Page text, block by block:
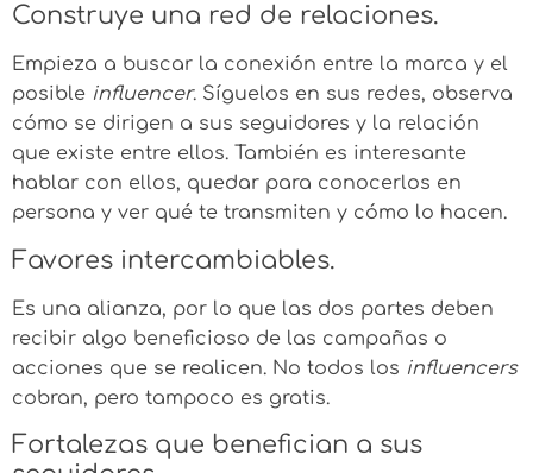
Construye una red de relaciones.
Empieza a buscar la conexión entre la marca y el
posible influencer. Síguelos en sus redes, observa
cómo se dirigen a sus seguidores y la relación
que existe entre ellos. También es interesante
hablar con ellos, quedar para conocerlos en
persona y ver qué te transmiten y cómo lo hacen.
Favores intercambiables.
Es una alianza, por lo que las dos partes deben
recibir algo beneficioso de las campañas o
acciones que se realicen. No todos los influencers
cobran, pero tampoco es gratis.
Fortalezas que benefician a sus